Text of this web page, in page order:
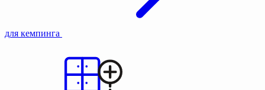
для кемпинга